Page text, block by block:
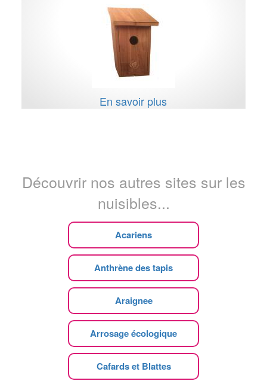
En savoir plus
Découvrir nos autres sites sur les
nuisibles...
Acariens
Anthrène des tapis
Araignee
Arrosage écologique
Cafards et Blattes